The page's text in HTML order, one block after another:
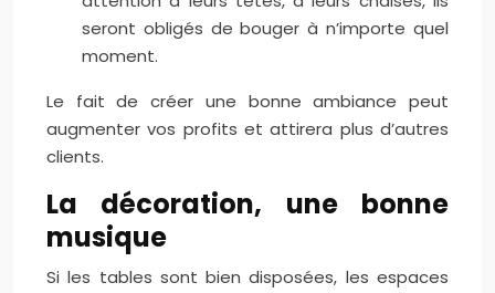
seront obligés de bouger à n’importe quel
moment.
Le fait de créer une bonne ambiance peut
augmenter vos profits et attirera plus d’autres
clients.
La décoration, une bonne
musique
Si les tables sont bien disposées, les espaces